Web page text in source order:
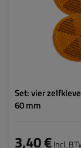
Set: vier
60 mm
3,40 €Incl.
Bevestigingsmethode: